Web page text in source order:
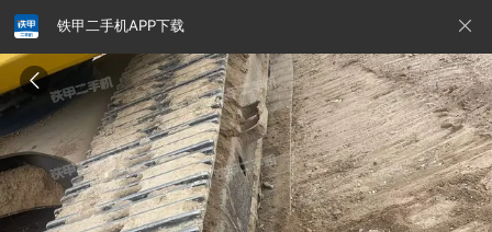
铁甲二手机APP下载
请输入手机号
提
交
即